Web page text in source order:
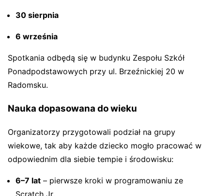
30 sierpnia
6 września
Spotkania odbędą się w budynku Zespołu Szkół
Ponadpodstawowych przy ul. Brzeźnickiej 20 w
Radomsku.
Nauka dopasowana do wieku
Organizatorzy przygotowali podział na grupy
wiekowe, tak aby każde dziecko mogło pracować w
odpowiednim dla siebie tempie i środowisku:
6–7 lat – pierwsze kroki w programowaniu ze